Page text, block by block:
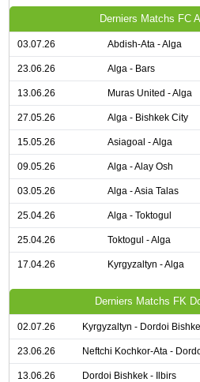
Derniers Matchs FC
03.07.26 Abdish-Ata - Alga
23.06.26 Alga - Bars
13.06.26 Muras United - Alga
27.05.26 Alga - Bishkek City
15.05.26 Asiagoal - Alga
09.05.26 Alga - Alay Osh
03.05.26 Alga - Asia Talas
25.04.26 Alga - Toktogul
25.04.26 Toktogul - Alga
17.04.26 Kyrgyzaltyn - Alga
Derniers Matchs FK
02.07.26 Kyrgyzaltyn - Dordoi
23.06.26 Neftchi Kochkor-Ata -
13.06.26 Dordoi Bishkek - Ilbirs